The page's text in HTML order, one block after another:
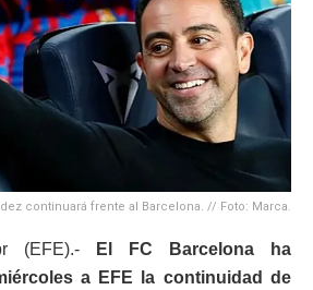
continuará frente al Barcelona. // Foto: Marca.
(EFE).- El FC Barcelona ha
a EFE la continuidad de